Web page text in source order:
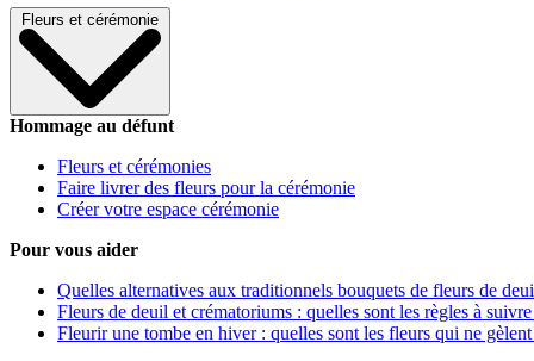
Fleurs et cérémonie
Hommage au défunt
Fleurs et cérémonies
Faire livrer des fleurs pour la cérémonie
Créer votre espace cérémonie
Pour vous aider
Quelles alternatives aux traditionnels bouquets de fleurs de
Fleurs de deuil et crématoriums : quelles sont les règles à
Fleurir une tombe en hiver : quelles sont les fleurs qui ne gèlent